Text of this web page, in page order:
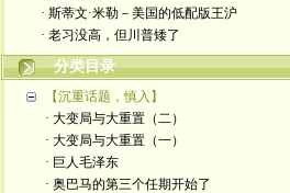
· 斯蒂文·米勒－美国的低配版王沪
· 老习没高，但川普矮了
分类目录
【沉重话题，慎入】
· 大变局与大重置（二）
· 大变局与大重置（一）
· 巨人毛泽东
· 奥巴马的第三个任期开始了